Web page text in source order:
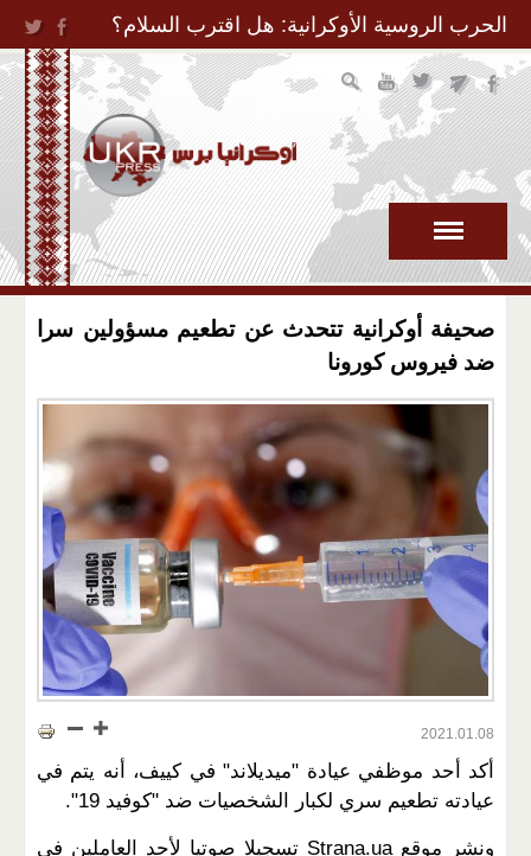
Jump to Navigation
الحرب الروسية الأوكرانية: هل اقترب السلام؟
صحيفة أوكرانية تتحدث عن تطعيم مسؤولين سرا
ضد فيروس كورونا
2021.01.08
أكد أحد موظفي عيادة "ميديلاند" في كييف، أنه يتم في
عيادته تطعيم سري لكبار الشخصيات ضد "كوفيد 19".
ونشر موقع Strana.ua تسجيلا صوتيا لأحد العاملين في